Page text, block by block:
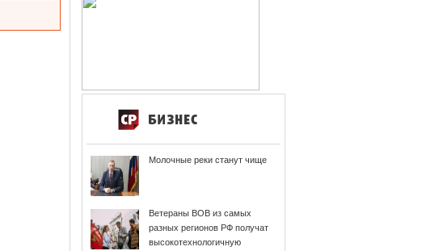
Молочные реки станут чище
Ветераны ВОВ из самых
разных регионов РФ получат
высокотехнологичную